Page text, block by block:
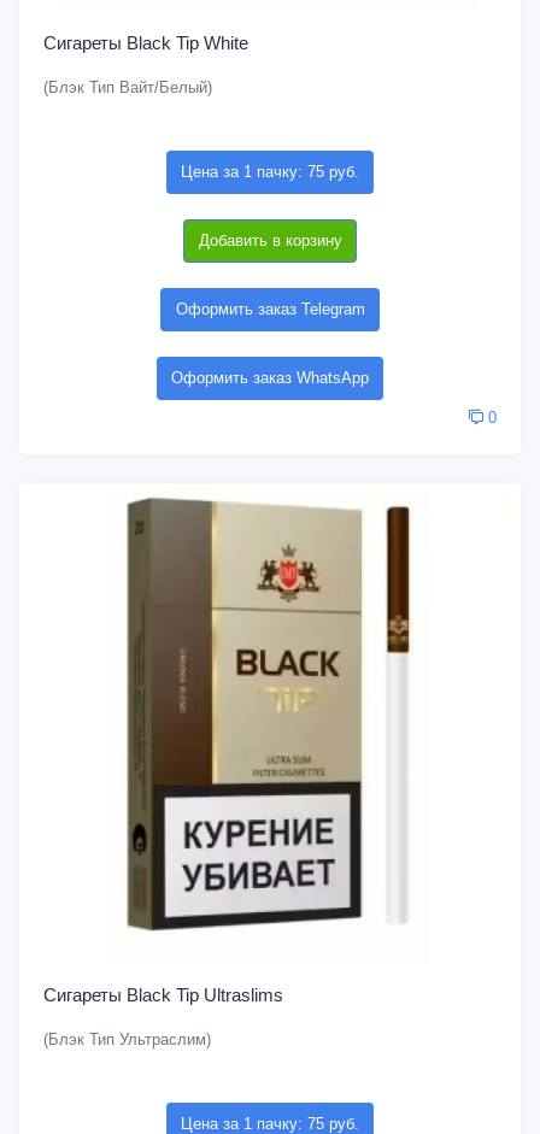
Сигареты Black Tip White
(Блэк Тип Вайт/Белый)
Цена за 1 пачку: 75 руб.
Добавить в корзину
Оформить заказ Telegram
Оформить заказ WhatsApp
0
Сигареты Black Tip Ultraslims
(Блэк Тип Ультраслим)
Цена за 1 пачку: 75 руб.